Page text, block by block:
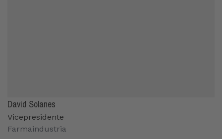
David Solanes
Vicepresidente
Farmaindustria